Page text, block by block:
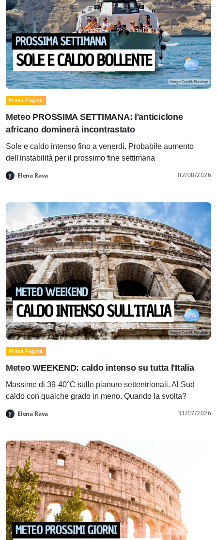
Prima Pagina
Meteo PROSSIMA SETTIMANA: l'anticiclone
africano dominerà incontrastato
Sole e caldo intenso fino a venerdì. Probabile aumento
dell'instabilità per il prossimo fine settimana
Elena Rava 02/08/2026
Prima Pagina
Meteo WEEKEND: caldo intenso su tutta l'Italia
Massime di 39-40°C sulle pianure settentrionali. Al Sud
caldo con qualche grado in meno. Quando la svolta?
Elena Rava 31/07/2026